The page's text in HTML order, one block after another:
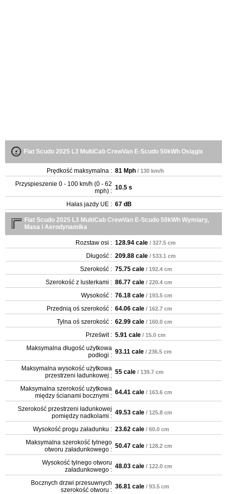
Fiat Scudo 2025 L3 MultiCab CrewVan E-Scudo 50kWh Osiągix
Prędkość maksymalna : 81 Mph / 130 km/h
Przyspieszenie 0 - 100 km/h (0 - 62
mph) : 10.5 s
Hałas jazdy UE : 67 dB
Fiat Scudo 2025 L3 MultiCab CrewVan E-Scudo 50kWh Wymiary,
Masa i Aerodynamika
Rozstaw osi : 128.94 cale / 327.5 cm
Długość : 209.88 cale / 533.1 cm
Szerokość : 75.75 cale / 192.4 cm
Szerokość z lusterkami : 86.77 cale / 220.4 cm
Wysokość : 76.18 cale / 193.5 cm
Przednią oś szerokość : 64.06 cale / 162.7 cm
Tylna oś szerokość : 62.99 cale / 160.0 cm
Prześwit : 5.91 cale / 15.0 cm
Maksymalna długość użytkowa
podłogi : 93.11 cale / 236.5 cm
Maksymalna wysokość użytkowa
przestrzeni ładunkowej : 55 cale / 139.7 cm
Maksymalna szerokość użytkowa
między ścianami bocznymi : 64.41 cale / 163.6 cm
Szerokość przestrzeni ładunkowej
pomiędzy nadkolami : 49.53 cale / 125.8 cm
Wysokość progu załadunku : 23.62 cale / 60.0 cm
Maksymalna szerokość tylnego
otworu załadunkowego : 50.47 cale / 128.2 cm
Wysokość tylnego otworu
załadunkowego : 48.03 cale / 122.0 cm
Bocznych drzwi przesuwnych
szerokość otworu : 36.81 cale / 93.5 cm